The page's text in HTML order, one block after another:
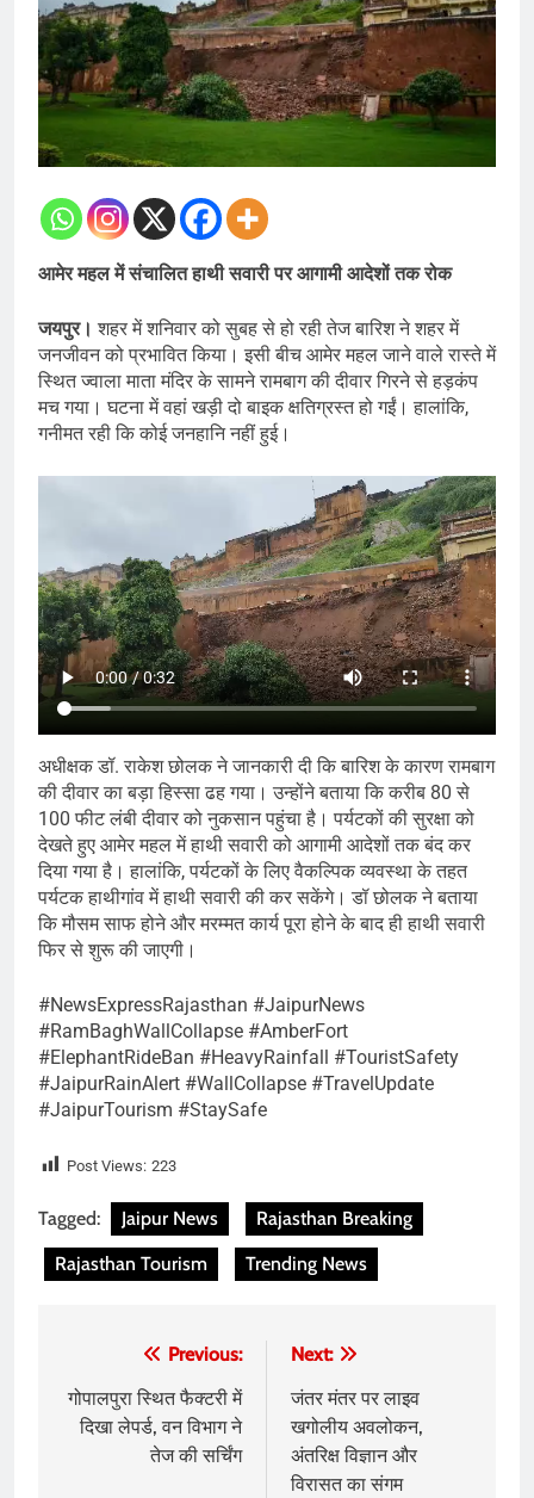
आमेर महल में संचालित हाथी सवारी पर आगामी आदेशों तक रोक
जयपुर।शहर में शनिवार को सुबह से हो रही तेज बारिश ने शहर में
जनजीवन को प्रभावित किया। इसी बीच आमेर महल जाने वाले रास्ते में
स्थित ज्वाला माता मंदिर के सामने रामबाग की दीवार गिरने से हड़कंप
मच गया। घटना में वहां खड़ी दो बाइक क्षतिग्रस्त हो गईं। हालांकि,
गनीमत रही कि कोई जनहानि नहीं हुई।
अधीक्षक डॉ. राकेश छोलक ने जानकारी दी कि बारिश के कारण रामबाग
की दीवार का बड़ा हिस्सा ढह गया। उन्होंने बताया कि करीब 80 से
100 फीट लंबी दीवार को नुकसान पहुंचा है। पर्यटकों की सुरक्षा को
देखते हुए आमेर महल में हाथी सवारी को आगामी आदेशों तक बंद कर
दिया गया है। हालांकि, पर्यटकों के लिए वैकल्पिक व्यवस्था के तहत
पर्यटक हाथीगांव में हाथी सवारी की कर सकेंगे। डॉ छोलक ने बताया
कि मौसम साफ होने और मरम्मत कार्य पूरा होने के बाद ही हाथी सवारी
फिर से शुरू की जाएगी।
#NewsExpressRajasthan #JaipurNews
#RamBaghWallCollapse #AmberFort
#ElephantRideBan #HeavyRainfall #TouristSafety
#JaipurRainAlert #WallCollapse #TravelUpdate
#JaipurTourism #StaySafe
Post Views: 223
Tagged: Jaipur News
Rajasthan Breaking
Rajasthan Tourism
Trending News
navigation
Previous:
गोपालपुरा स्थित फैक्टरी में
दिखा लेपर्ड, वन विभाग ने
तेज की सर्चिंग
Next:
जंतर मंतर पर लाइव
खगोलीय अवलोकन,
अंतरिक्ष विज्ञान और
विरासत का संगम